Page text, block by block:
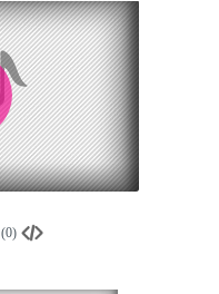
(0)